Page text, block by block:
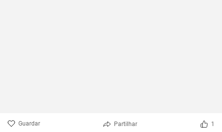
Guardar Partilhar 1